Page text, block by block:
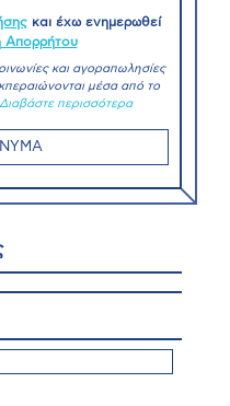
και έχω ενημερωθεί
Απορρήτου
και αγοραπωλησίες
μέσα από το
Διαβάστε περισσότερα